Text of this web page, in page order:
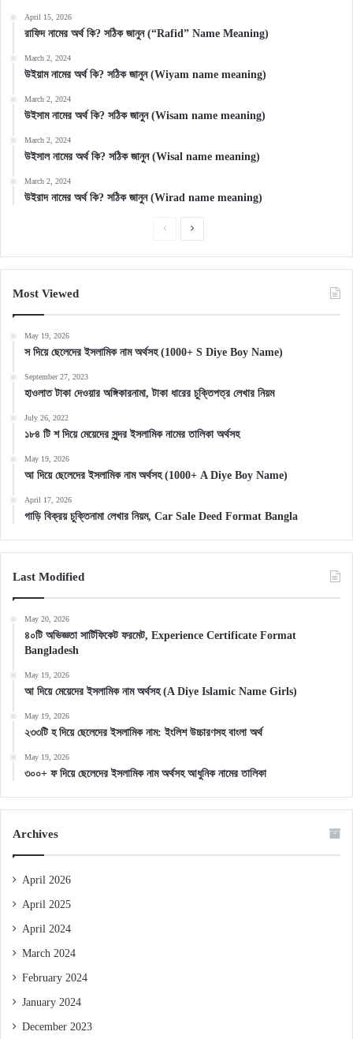
April 15, 2026
রাফিদ নামের অর্থ কি? সঠিক জানুন (“Rafid” Name Meaning)
March 2, 2024
উইয়াম নামের অর্থ কি? সঠিক জানুন (Wiyam name meaning)
March 2, 2024
উইসাম নামের অর্থ কি? সঠিক জানুন (Wisam name meaning)
March 2, 2024
উইসাল নামের অর্থ কি? সঠিক জানুন (Wisal name meaning)
March 2, 2024
উইরাদ নামের অর্থ কি? সঠিক জানুন (Wirad name meaning)
PreviousNext
Most Viewed
May 19, 2026
স দিয়ে ছেলেদের ইসলামিক নাম অর্থসহ (1000+ S Diye Boy Name)
September 27, 2023
হাওলাত টাকা দেওয়ার অঙ্গিকারনামা, টাকা ধারের চুক্তিপত্র লেখার নিয়ম
July 26, 2022
১৮৪ টি শ দিয়ে মেয়েদের সুন্দর ইসলামিক নামের তালিকা অর্থসহ
May 19, 2026
আ দিয়ে ছেলেদের ইসলামিক নাম অর্থসহ (1000+ A Diye Boy Name)
April 17, 2026
গাড়ি বিক্রয় চুক্তিনামা লেখার নিয়ম, Car Sale Deed Format Bangla
Last Modified
May 20, 2026
৪০টি অভিজ্ঞতা সার্টিফিকেট ফরমেট, Experience Certificate Format
Bangladesh
May 19, 2026
আ দিয়ে মেয়েদের ইসলামিক নাম অর্থসহ (A Diye Islamic Name Girls)
May 19, 2026
২৩৩টি হ দিয়ে ছেলেদের ইসলামিক নাম: ইংলিশ উচ্চারণসহ বাংলা অর্থ
May 19, 2026
৩০০+ ফ দিয়ে ছেলেদের ইসলামিক নাম অর্থসহ আধুনিক নামের তালিকা
Archives
April 2026
April 2025
April 2024
March 2024
February 2024
January 2024
December 2023